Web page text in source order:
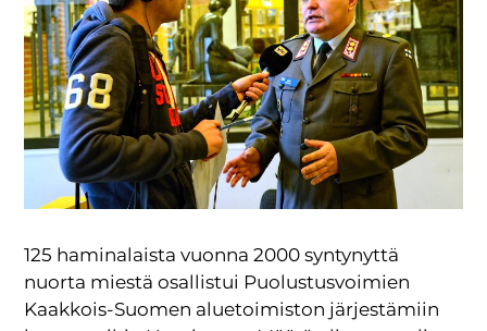
125 haminalaista vuonna 2000 syntynyttä
nuorta miestä osallistui Puolustusvoimien
Kaakkois-Suomen aluetoimiston järjestämiin